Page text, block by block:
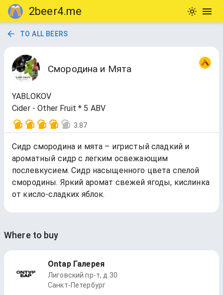
2beer4.me
TO ALL BEERS
Смородина и Мята
YABLOKOV
Cider - Other Fruit * 5 ABV
3.87
Сидр смородина и мята – игристый сладкий и
ароматный сидр с легким освежающим
послевкусием. Сидр насыщенного цвета спелой
смородины. Яркий аромат свежей ягоды, кислинка
от кисло-сладких яблок.
Where to buy
Ontap Галерея
Лиговский пр-т, д.30
Санкт-Петербург